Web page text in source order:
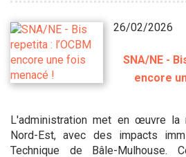
26/02/2026
SNA/NE -
encore
L'administration met en œuvre la
Nord-Est, avec des impacts
Technique de Bâle-Mulhouse.